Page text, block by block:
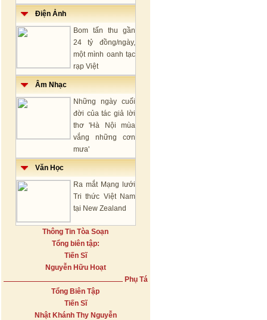
Điện Ảnh
Bom tấn thu gần
24 tỷ đồng/ngày,
một mình oanh tạc
rạp Việt
Âm Nhạc
Những ngày cuối
đời của tác giả lời
thơ 'Hà Nội mùa
vắng những cơn
mưa'
Văn Học
Ra mắt Mạng lưới
Tri thức Việt Nam
tại New Zealand
Thông Tin Tòa Soạn
Tổng biên tập:
Tiến Sĩ
Nguyễn Hữu Hoạt
Phụ Tá
Tổng Biên Tập
Tiến Sĩ
Nhật Khánh Thy Nguyễn